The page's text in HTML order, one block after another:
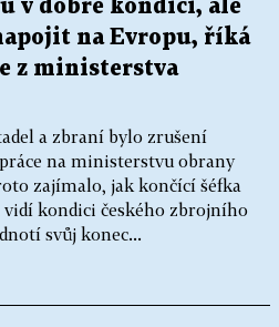
v dobré kondici, ale
na Evropu, říká
z ministerstva
a zbraní bylo zrušení
na ministerstvu obrany
zajímalo, jak končící šéfka
vidí kondici českého zbrojního
svůj konec...